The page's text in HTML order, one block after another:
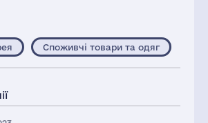
Споживчі товари та одяг